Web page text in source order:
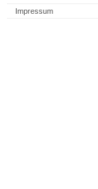
Impressum